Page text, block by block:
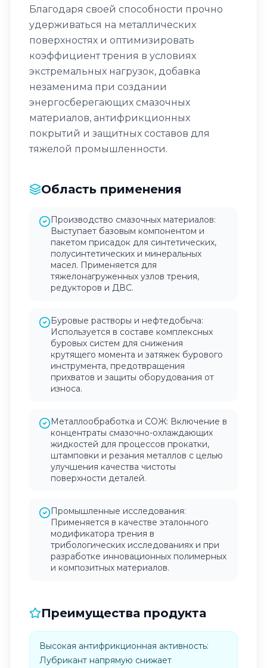
Благодаря своей способности прочно
удерживаться на металлических
поверхностях и оптимизировать
коэффициент трения в условиях
экстремальных нагрузок, добавка
незаменима при создании
энергосберегающих смазочных
материалов, антифрикционных
покрытий и защитных составов для
тяжелой промышленности.
Область применения
Производство смазочных материалов:
Выступает базовым компонентом и
пакетом присадок для синтетических,
полусинтетических и минеральных
масел. Применяется для
тяжелонагруженных узлов трения,
редукторов и ДВС.
Буровые растворы и нефтедобыча:
Используется в составе комплексных
буровых систем для снижения
крутящего момента и затяжек бурового
инструмента, предотвращения
прихватов и защиты оборудования от
износа.
Металлообработка и СОЖ: Включение в
концентраты смазочно-охлаждающих
жидкостей для процессов прокатки,
штамповки и резания металлов с целью
улучшения качества чистоты
поверхности деталей.
Промышленные исследования:
Применяется в качестве эталонного
модификатора трения в
трибологических исследованиях и при
разработке инновационных полимерных
и композитных материалов.
Преимущества продукта
Высокая антифрикционная активность:
Лубрикант напрямую снижает